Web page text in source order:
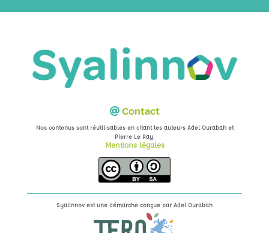
Contact
Nos contenus sont réutilisables en citant les auteurs Adel Ourabah et
Pierre Le Ray.
Mentions légales
Syalinnov est une démarche conçue par Adel Ourabah